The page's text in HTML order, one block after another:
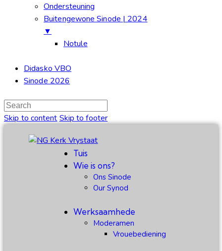
Ondersteuning
Buitengewone Sinode | 2024
▼
Notule
Didasko VBO
Sinode 2026
Skip to content Skip to footer
Tuis
Wie is ons?
Ons Sinode
Our Synod
Werksaamhede
Moderamen
Vrouebediening